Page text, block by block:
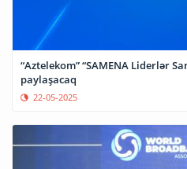
“Aztelekom” “SAMENA Liderlər
paylaşacaq
22-05-2025